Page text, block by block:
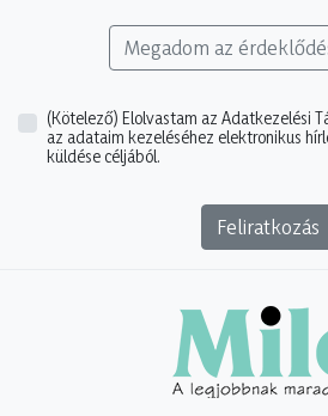
Megadom az
(Kötelező) Elolvastam az Adatkezelési
az adataim kezeléséhez elektronikus
küldése céljából.
Feliratkozás